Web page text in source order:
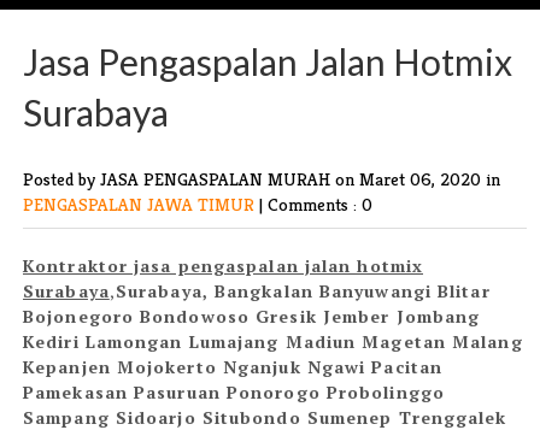
Jasa Pengaspalan Jalan Hotmix
Surabaya
Posted by JASA PENGASPALAN MURAH on Maret 06, 2020 in
PENGASPALAN JAWA TIMUR | Comments : 0
Kontraktor jasa pengaspalan jalan hotmix
Surabaya,Surabaya, Bangkalan Banyuwangi Blitar
Bojonegoro Bondowoso Gresik Jember Jombang
Kediri Lamongan Lumajang Madiun Magetan Malang
Kepanjen Mojokerto Nganjuk Ngawi Pacitan
Pamekasan Pasuruan Ponorogo Probolinggo
Sampang Sidoarjo Situbondo Sumenep Trenggalek